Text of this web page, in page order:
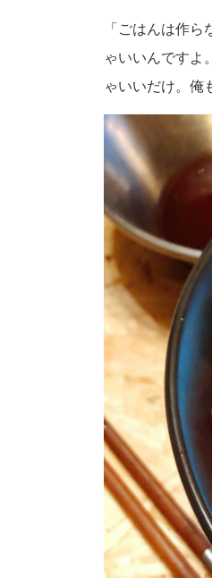
「ごはんは作
ゃいいんですよ
ゃいいだけ。俺